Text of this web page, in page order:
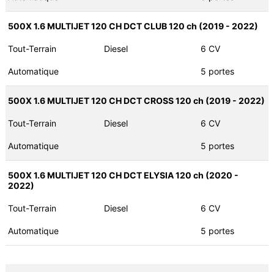
500X 1.6 MULTIJET 120 CH DCT CLUB 120 ch (2019 - 2022)
Tout-Terrain Diesel 6 CV
Automatique 5 portes
500X 1.6 MULTIJET 120 CH DCT CROSS 120 ch (2019 - 2022)
Tout-Terrain Diesel 6 CV
Automatique 5 portes
500X 1.6 MULTIJET 120 CH DCT ELYSIA 120 ch (2020 -
2022)
Tout-Terrain Diesel 6 CV
Automatique 5 portes